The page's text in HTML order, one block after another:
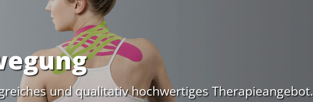
und qualitativ hochwertiges Therapieangebot.